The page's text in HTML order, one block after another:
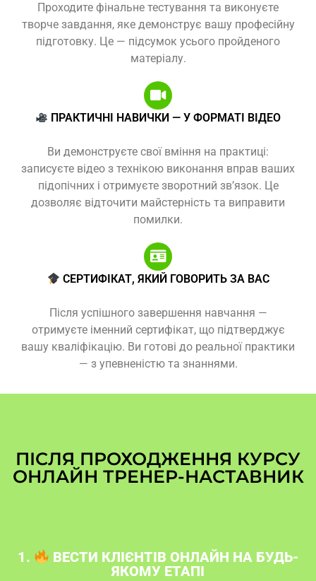
Проходите фінальне тестування та виконуєте
творче завдання, яке демонструє вашу професійну
підготовку. Це — підсумок усього пройденого
матеріалу.
ПРАКТИЧНІ НАВИЧКИ — У ФОРМАТІ ВІДЕО
Ви демонструєте свої вміння на практиці:
записуєте відео з технікою виконання вправ ваших
підопічних і отримуєте зворотний зв’язок. Це
дозволяє відточити майстерність та виправити
помилки.
СЕРТИФІКАТ, ЯКИЙ ГОВОРИТЬ ЗА ВАС
Після успішного завершення навчання —
отримуєте іменний сертифікат, що підтверджує
вашу кваліфікацію. Ви готові до реальної практики
— з упевненістю та знаннями.
ПІСЛЯ ПРОХОДЖЕННЯ КУРСУ
ОНЛАЙН ТРЕНЕР-НАСТАВНИК
1.
ВЕСТИ КЛІЄНТІВ ОНЛАЙН НА БУДЬ-
ЯКОМУ ЕТАПІ